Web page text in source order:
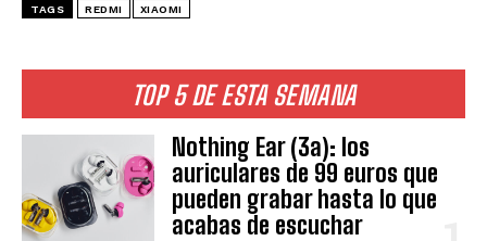
TOP 5 DE ESTA SEMANA
Nothing Ear (3a): los
auriculares de 99 euros que
pueden grabar hasta lo que
acabas de escuchar
TAGS REDMI XIAOMI